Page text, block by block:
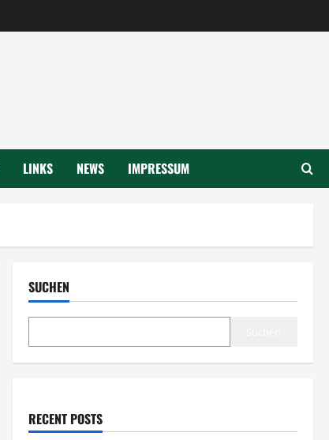
LINKS NEWS IMPRESSUM
SUCHEN
RECENT POSTS